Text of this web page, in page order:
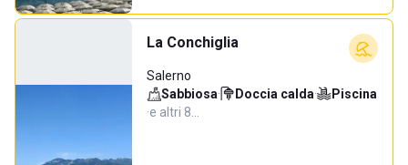
La Conchiglia
Salerno
Sabbiosa· Doccia calda·
Piscina
·e altri 8…